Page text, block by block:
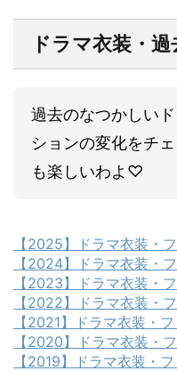
ドラマ衣装・
過去のなつかしい
ションの変化をチ
も楽しいわよ♡
【2025】ドラマ衣装・
【2024】ドラマ衣装・
【2023】ドラマ衣装・
【2022】ドラマ衣装・
【2021】ドラマ衣装・
【2020】ドラマ衣装・
【2019】ドラマ衣装・